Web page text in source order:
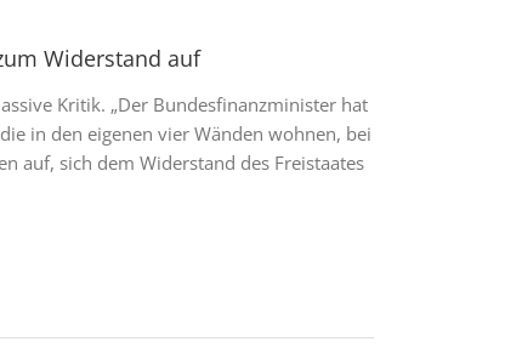
Widerstand auf
Kritik. „Der Bundesfinanzminister hat
in den eigenen vier Wänden wohnen, bei
auf, sich dem Widerstand des Freistaates